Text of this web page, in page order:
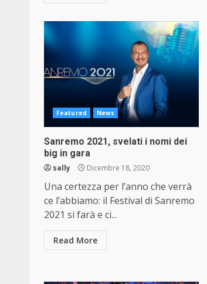
Featured News
Sanremo 2021, svelati i nomi dei
big in gara
sally Dicembre 18, 2020
Una certezza per l’anno che verrà
ce l’abbiamo: il Festival di Sanremo
2021 si farà e ci...
Read More